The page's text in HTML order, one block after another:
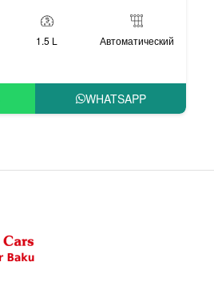
1.5 L Автоматический
WHATSAPP